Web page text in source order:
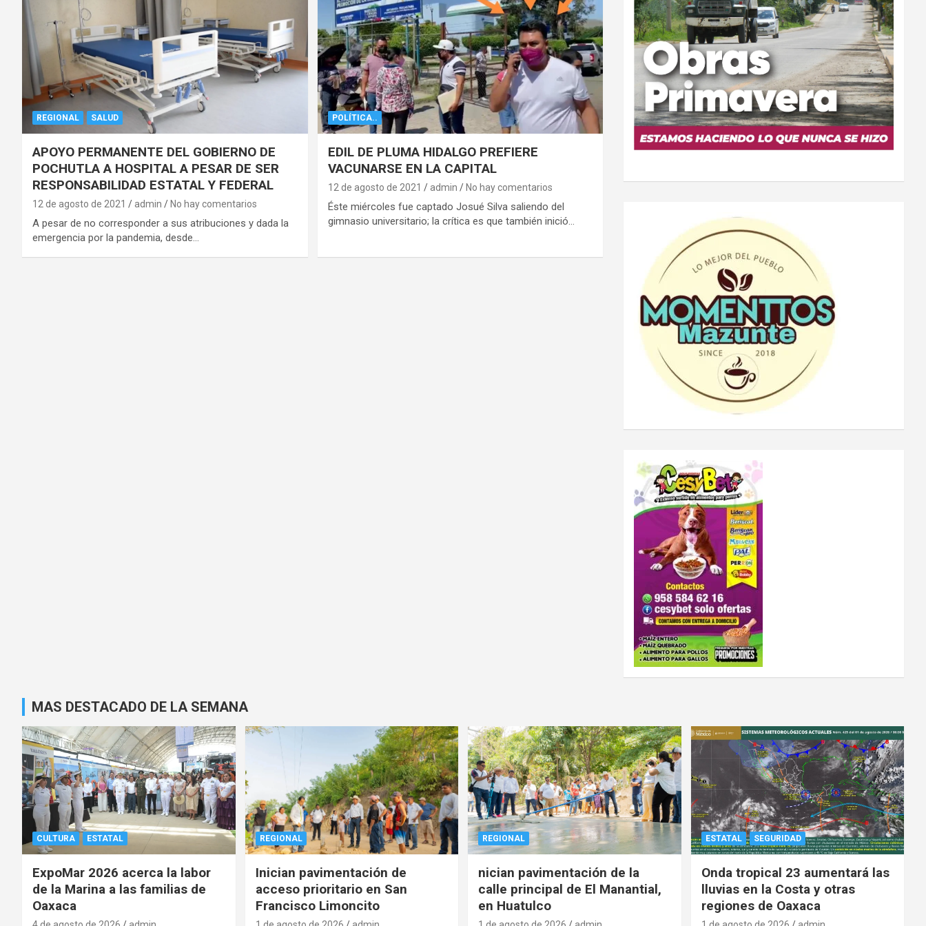
REGIONAL SALUD
APOYO PERMANENTE DEL GOBIERNO DE
POCHUTLA A HOSPITAL A PESAR DE SER
RESPONSABILIDAD ESTATAL Y FEDERAL
12 de agosto de 2021 admin No hay comentarios
A pesar de no corresponder a sus atribuciones y dada la
emergencia por la pandemia, desde…
POLÍTICA..
EDIL DE PLUMA HIDALGO PREFIERE
VACUNARSE EN LA CAPITAL
12 de agosto de 2021 admin No hay comentarios
Éste miércoles fue captado Josué Silva saliendo del
gimnasio universitario; la crítica es que también inició…
MAS DESTACADO DE LA SEMANA
CULTURA ESTATAL
ExpoMar 2026 acerca la labor
de la Marina a las familias de
Oaxaca
REGIONAL
Inician pavimentación de
acceso prioritario en San
Francisco Limoncito
REGIONAL
nician pavimentación de la
calle principal de El Manantial,
en Huatulco
ESTATAL SEGURIDAD
Onda tropical 23 aumentará las
lluvias en la Costa y otras
regiones de Oaxaca